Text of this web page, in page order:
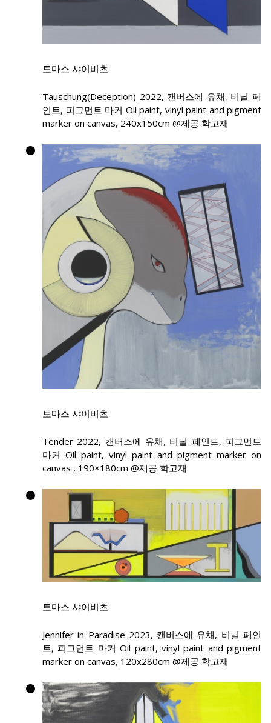
토마스 샤이비츠
Tauschung(Deception) 2022, 캔버스에 유채, 비닐 페
인트, 피그먼트 마커 Oil paint, vinyl paint and pigment
marker on canvas, 240x150cm @제공 학고재
토마스 샤이비츠
Tender 2022, 캔버스에 유채, 비닐 페인트, 피그먼트
마커 Oil paint, vinyl paint and pigment marker on
canvas , 190×180cm @제공 학고재
토마스 샤이비츠
Jennifer in Paradise 2023, 캔버스에 유채, 비닐 페인
트, 피그먼트 마커 Oil paint, vinyl paint and pigment
marker on canvas, 120x280cm @제공 학고재